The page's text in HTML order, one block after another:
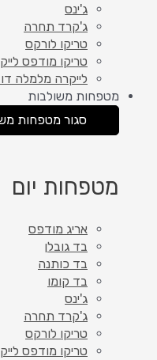
ג'ינס
ג'קרד תחרה
טריקו לורקס
טריקו מודפס לייקרה
לייקרה מלמלה דו צדדי
מטפחות משולבות
סגור מטפחות משולבות
מטפחות יום
אריג מודפס
בד גובלן
בד כותנה
בד קומו
ג'ינס
ג'קרד תחרה
טריקו לורקס
טריקו מודפס לייקרה